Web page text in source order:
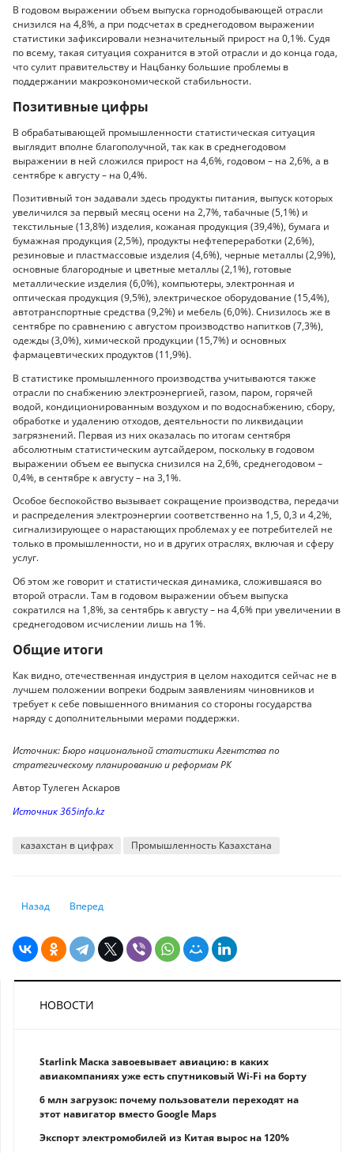
В годовом выражении объем выпуска горнодобывающей отрасли
снизился на 4,8%, а при подсчетах в среднегодовом выражении
статистики зафиксировали незначительный прирост на 0,1%. Судя
по всему, такая ситуация сохранится в этой отрасли и до конца года,
что сулит правительству и Нацбанку большие проблемы в
поддержании макроэкономической стабильности.
Позитивные цифры
В обрабатывающей промышленности статистическая ситуация
выглядит вполне благополучной, так как в среднегодовом
выражении в ней сложился прирост на 4,6%, годовом – на 2,6%, а в
сентябре к августу – на 0,4%.
Позитивный тон задавали здесь продукты питания, выпуск которых
увеличился за первый месяц осени на 2,7%, табачные (5,1%) и
текстильные (13,8%) изделия, кожаная продукция (39,4%), бумага и
бумажная продукция (2,5%), продукты нефтепереработки (2,6%),
резиновые и пластмассовые изделия (4,6%), черные металлы (2,9%),
основные благородные и цветные металлы (2,1%), готовые
металлические изделия (6,0%), компьютеры, электронная и
оптическая продукция (9,5%), электрическое оборудование (15,4%),
автотранспортные средства (9,2%) и мебель (6,0%). Снизилось же в
сентябре по сравнению с августом производство напитков (7,3%),
одежды (3,0%), химической продукции (15,7%) и основных
фармацевтических продуктов (11,9%).
В статистике промышленного производства учитываются также
отрасли по снабжению электроэнергией, газом, паром, горячей
водой, кондиционированным воздухом и по водоснабжению, сбору,
обработке и удалению отходов, деятельности по ликвидации
загрязнений. Первая из них оказалась по итогам сентября
абсолютным статистическим аутсайдером, поскольку в годовом
выражении объем ее выпуска снизился на 2,6%, среднегодовом –
0,4%, в сентябре к августу – на 3,1%.
Особое беспокойство вызывает сокращение производства, передачи
и распределения электроэнергии соответственно на 1,5, 0,3 и 4,2%,
сигнализирующее о нарастающих проблемах у ее потребителей не
только в промышленности, но и в других отраслях, включая и сферу
услуг.
Об этом же говорит и статистическая динамика, сложившаяся во
второй отрасли. Там в годовом выражении объем выпуска
сократился на 1,8%, за сентябрь к августу – на 4,6% при увеличении в
среднегодовом исчислении лишь на 1%.
Общие итоги
Как видно, отечественная индустрия в целом находится сейчас не в
лучшем положении вопреки бодрым заявлениям чиновников и
требует к себе повышенного внимания со стороны государства
наряду с дополнительными мерами поддержки.
Источник: Бюро национальной статистики Агентства по
стратегическому планированию и реформам РК
Автор Тулеген Аскаров
Источник 365info.kz
казахстан в цифрах Промышленность Казахстана
Предыдущий: Какой долг может оказаться "плохим" или "хорошим"
Назад Следующий: Как выбрать кредит и не переплатить: шесть
Вперед
НОВОСТИ
Starlink Маска завоевывает авиацию: в каких
авиакомпаниях уже есть спутниковый Wi-Fi на борту
6 млн загрузок: почему пользователи переходят на
этот навигатор вместо Google Maps
Экспорт электромобилей из Китая вырос на 120%